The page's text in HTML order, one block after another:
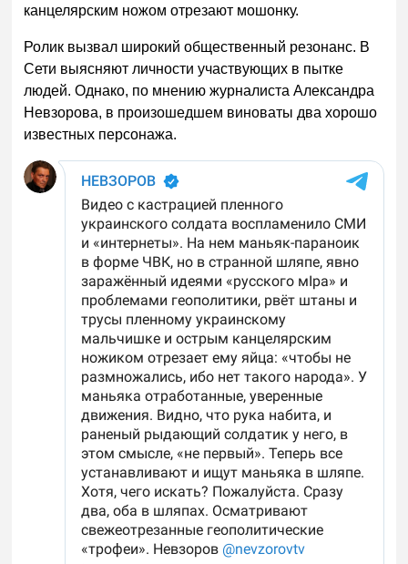
канцелярским ножом отрезают мошонку.
Ролик вызвал широкий общественный резонанс. В
Сети выясняют личности участвующих в пытке
людей. Однако, по мнению журналиста Александра
Невзорова, в произошедшем виноваты два хорошо
известных персонажа.